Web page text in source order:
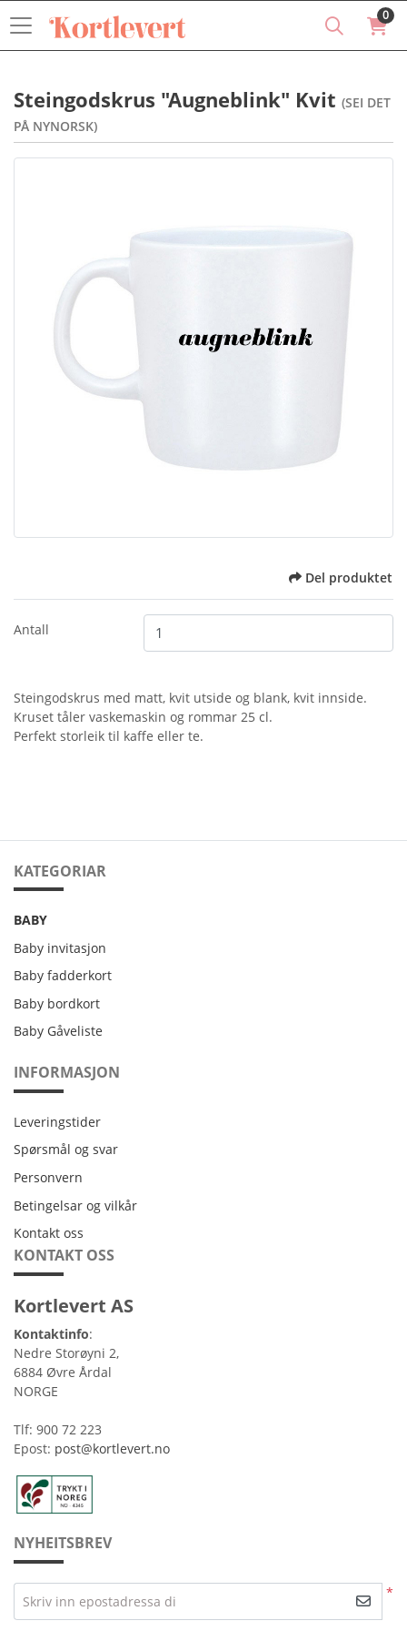
0
Steingodskrus "Augneblink" Kvit (SEI DET
PÅ NYNORSK)
Del produktet
Antall
Steingodskrus med matt, kvit utside og blank, kvit innside.
Kruset tåler vaskemaskin og rommar 25 cl.
Perfekt storleik til kaffe eller te.
KATEGORIAR
BABY
Baby invitasjon
Baby fadderkort
Baby bordkort
Baby Gåveliste
INFORMASJON
Leveringstider
Leveringstider
Spørsmål og svar
Personvern
Personvern
Betingelsar og vilkår
Betingelsar og vilkår
Kontakt oss
Kontakt oss
KONTAKT OSS
Kortlevert AS
Kontaktinfo:
Nedre Storøyni 2,
6884 Øvre Årdal
NORGE
Tlf: 900 72 223
Epost: post@kortlevert.no
NYHEITSBREV
*
Skriv inn epostadressa di